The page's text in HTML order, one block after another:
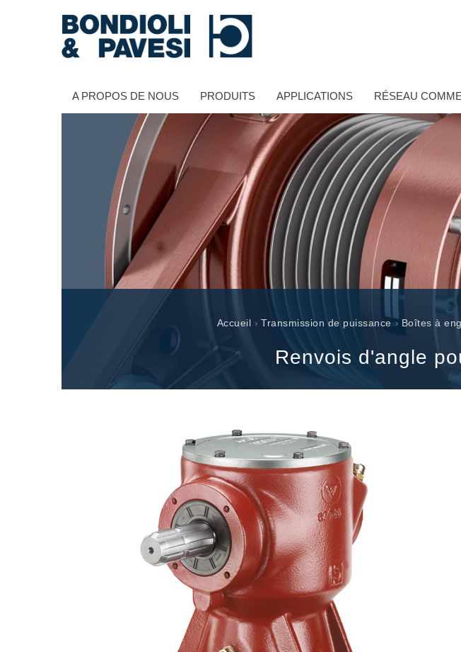
A PROPOS DE NOUS PRODUITS APPLICATIONS RÉSEAU
Transmission de puissance
Transmissions à cardans
Boîtes à engrenages standard
Renvois d'angle fabriqués pour Bondioli & Pavesi
Boitiers a arbres paralleles
Boîtiers et renvois spéciaux
Boîtiers Pump Drive
Embrayages multidisques a commande hydraulique
Motori elettrici brushless - Serie MS
Moteurs à pistons radiaux
Moteurs Orbitaux Fabriqués Pour Bondioli & Pavesi
Systèmes de couplage
Contrôle
Circuits hydrauliques
Valves à cartouche
Servocommandes
Composants
Accueil › Transmission de puissance › Boîtes à
Renvois d'angle